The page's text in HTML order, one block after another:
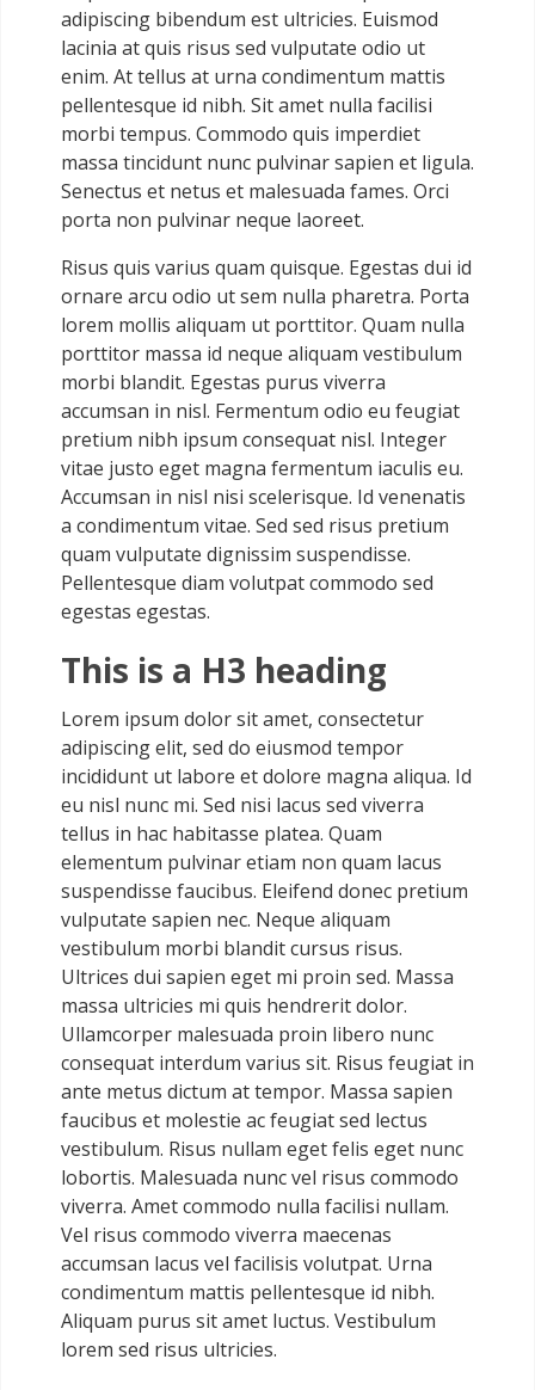
adipiscing bibendum est ultricies. Euismod
lacinia at quis risus sed vulputate odio ut
enim. At tellus at urna condimentum mattis
pellentesque id nibh. Sit amet nulla facilisi
morbi tempus. Commodo quis imperdiet
massa tincidunt nunc pulvinar sapien et ligula.
Senectus et netus et malesuada fames. Orci
porta non pulvinar neque laoreet.
Risus quis varius quam quisque. Egestas dui id
ornare arcu odio ut sem nulla pharetra. Porta
lorem mollis aliquam ut porttitor. Quam nulla
porttitor massa id neque aliquam vestibulum
morbi blandit. Egestas purus viverra
accumsan in nisl. Fermentum odio eu feugiat
pretium nibh ipsum consequat nisl. Integer
vitae justo eget magna fermentum iaculis eu.
Accumsan in nisl nisi scelerisque. Id venenatis
a condimentum vitae. Sed sed risus pretium
quam vulputate dignissim suspendisse.
Pellentesque diam volutpat commodo sed
egestas egestas.
This is a H3 heading
Lorem ipsum dolor sit amet, consectetur
adipiscing elit, sed do eiusmod tempor
incididunt ut labore et dolore magna aliqua. Id
eu nisl nunc mi. Sed nisi lacus sed viverra
tellus in hac habitasse platea. Quam
elementum pulvinar etiam non quam lacus
suspendisse faucibus. Eleifend donec pretium
vulputate sapien nec. Neque aliquam
vestibulum morbi blandit cursus risus.
Ultrices dui sapien eget mi proin sed. Massa
massa ultricies mi quis hendrerit dolor.
Ullamcorper malesuada proin libero nunc
consequat interdum varius sit. Risus feugiat in
ante metus dictum at tempor. Massa sapien
faucibus et molestie ac feugiat sed lectus
vestibulum. Risus nullam eget felis eget nunc
lobortis. Malesuada nunc vel risus commodo
viverra. Amet commodo nulla facilisi nullam.
Vel risus commodo viverra maecenas
accumsan lacus vel facilisis volutpat. Urna
condimentum mattis pellentesque id nibh.
Aliquam purus sit amet luctus. Vestibulum
lorem sed risus ultricies.